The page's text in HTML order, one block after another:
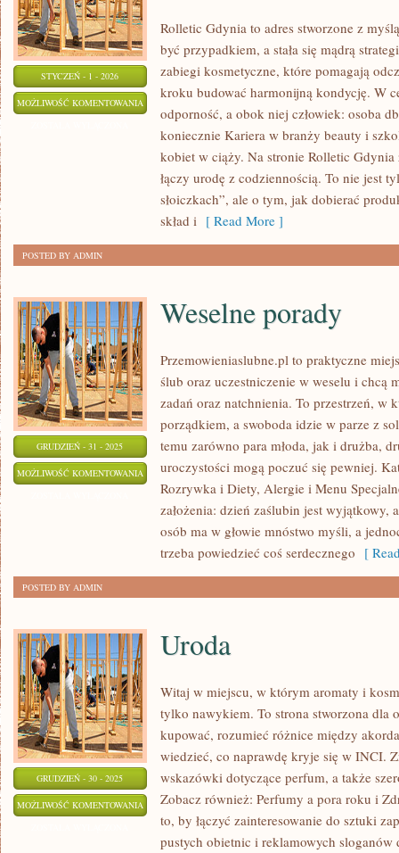
STYCZEŃ - 1 - 2026
MOŻLIWOŚĆ KOMENTOWANIA
Rolletic Gdynia to adres stworzone z
być przypadkiem, a stała się mądrą
zabiegi kosmetyczne, które pomagają
kroku budować harmonijną kondycję. W
odporność, a obok niej człowiek: osoba
koniecznie Kariera w branży beauty i
kobiet w ciąży. Na stronie Rolletic
łączy urodę z codziennością. To nie jest
słoiczkach”, ale o tym, jak dobierać
skład i [ Read More ]
POSTED BY ADMIN
GRUDZIEŃ - 31 - 2025
MOŻLIWOŚĆ KOMENTOWANIA WESELNE
PORADY
Weselne porady
Przemowieniaslubne.pl to praktyczne
ślub oraz uczestniczenie w weselu i chcą
zadań oraz natchnienia. To przestrzeń, w
porządkiem, a swoboda idzie w parze z
temu zarówno para młoda, jak i drużba,
uroczystości mogą poczuć się pewniej.
Rozrywka i Diety, Alergie i Menu
założenia: dzień zaślubin jest wyjątkowy,
osób ma w głowie mnóstwo myśli, a
trzeba powiedzieć coś serdecznego [
POSTED BY ADMIN
GRUDZIEŃ - 30 - 2025
MOŻLIWOŚĆ KOMENTOWANIA URODA
Uroda
Witaj w miejscu, w którym aromaty i
tylko nawykiem. To strona stworzona dla
kupować, rozumieć różnice między
wiedzieć, co naprawdę kryje się w INCI.
wskazówki dotyczące perfum, a także
Zobacz również: Perfumy a pora roku i
to, by łączyć zainteresowanie do sztuki
pustych obietnic i reklamowych sloganów